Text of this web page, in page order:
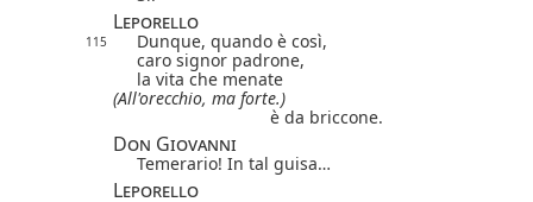
Leporello
115
Dunque, quando è così,
caro signor padrone,
la vita che menate
(All'orecchio, ma forte.)
è da briccone.
Don Giovanni
Temerario! In tal guisa…
Leporello